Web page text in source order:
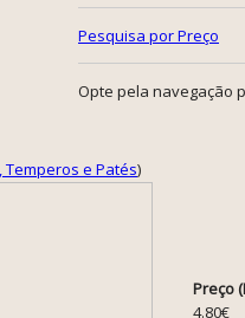
Pesquisa por Preço
Opte pela navegação
Temperos e Patés)
Preço
4.80€